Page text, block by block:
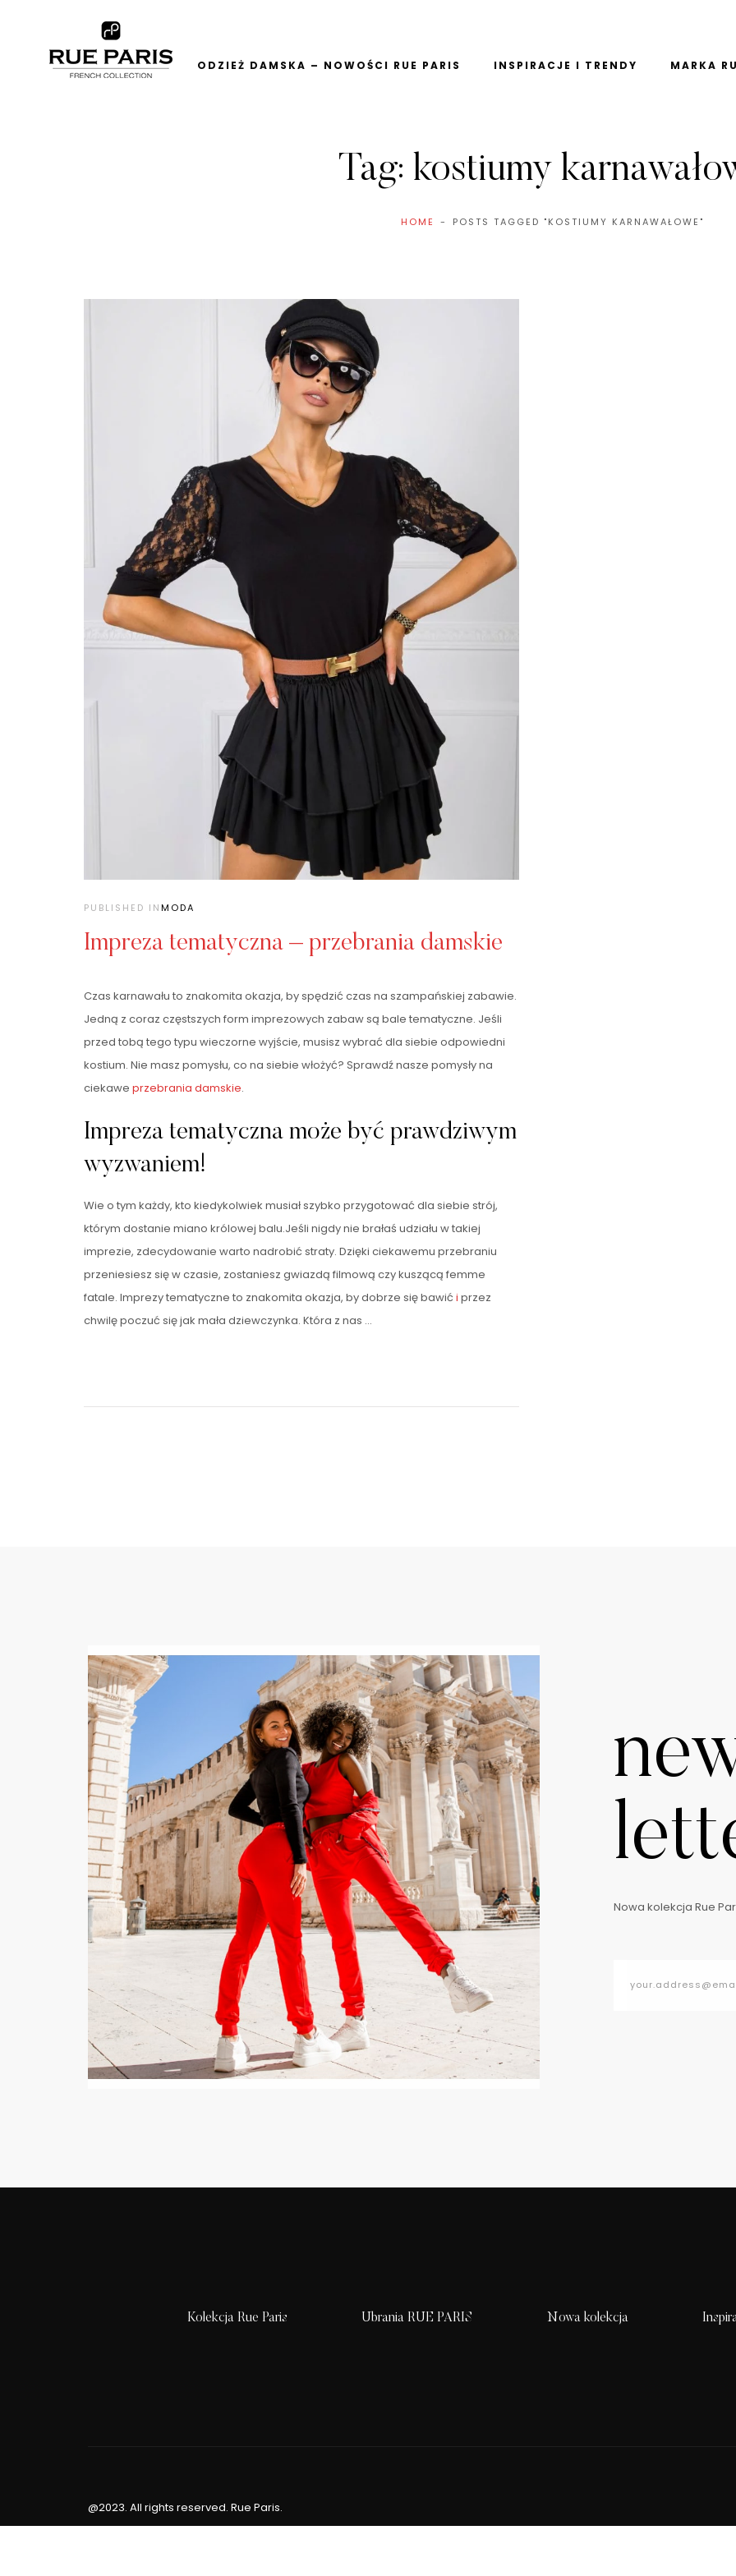
ODZIEŻ DAMSKA – NOWOŚCI RUE PARIS INSPIRACJE I TRENDY MARKA
Tag: kostiumy
HOME POSTS TAGGED "KOSTIUMY KARNAWAŁOWE"
PUBLISHED INMODA
Impreza tematyczna – przebrania damskie
Czas karnawału to znakomita okazja, by spędzić czas na szampańskiej zabawie.
Jedną z coraz częstszych form imprezowych zabaw są bale tematyczne. Jeśli
przed tobą tego typu wieczorne wyjście, musisz wybrać dla siebie odpowiedni
kostium. Nie masz pomysłu, co na siebie włożyć? Sprawdź nasze pomysły na
ciekawe przebrania damskie.
Impreza tematyczna może być prawdziwym
wyzwaniem!
Wie o tym każdy, kto kiedykolwiek musiał szybko przygotować dla siebie strój,
którym dostanie miano królowej balu.Jeśli nigdy nie brałaś udziału w takiej
imprezie, zdecydowanie warto nadrobić straty. Dzięki ciekawemu przebraniu
przeniesiesz się w czasie, zostaniesz gwiazdą filmową czy kuszącą femme
fatale. Imprezy tematyczne to znakomita okazja, by dobrze się bawić i przez
chwilę poczuć się jak mała dziewczynka. Która z nas …
Nowa kolekcja Rue
Kolekcja Rue Paris Ubrania RUE PARIS Nowa kolekcja
@2023. All rights reserved. Rue Paris.